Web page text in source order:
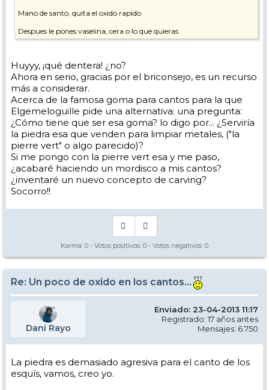
Mano de santo, quita el oxido rapido
Despues le pones vaselina, cera o lo que quieras
Huyyy, ¡qué dentera! ¿no?
Ahora en serio, gracias por el briconsejo, es un recurso
más a considerar.
Acerca de la famosa goma para cantos para la que
Elgemeloguille pide una alternativa: una pregunta:
¿Cómo tiene que ser esa goma? lo digo por... ¿Serviría
la piedra esa que venden para limpiar metales, ("la
pierre vert" o algo parecido)?
Si me pongo con la pierre vert esa y me paso,
¿acabaré haciendo un mordisco a mis cantos?
¿inventaré un nuevo concepto de carving?
Socorro!!
Karma: 0 - Votos positivos: 0 - Votos negativos: 0
Re: Un poco de oxido en los cantos...
Dani Rayo
Enviado: 23-04-2013 11:17
Registrado: 17 años antes
Mensajes: 6.750
La piedra es demasiado agresiva para el canto de los
esquís, vamos, creo yo.